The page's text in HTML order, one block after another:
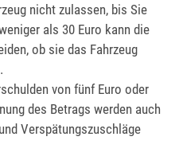
nicht zulassen, bis Sie
als 30 Euro kann die
ob sie das Fahrzeug
von fünf Euro oder
des Betrags werden auch
Verspätungszuschläge